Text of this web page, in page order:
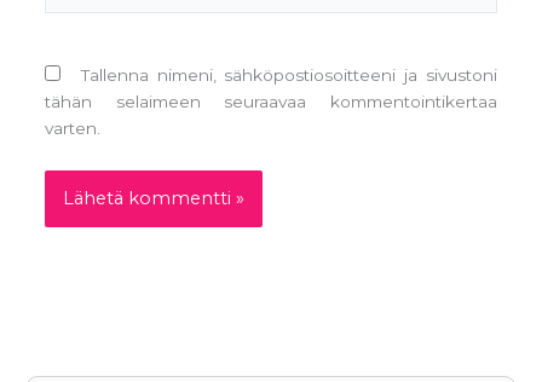
Tallenna nimeni, sähköpostiosoitteeni ja sivustoni
tähän selaimeen seuraavaa kommentointikertaa
varten.